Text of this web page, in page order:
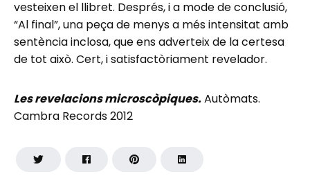
vesteixen el llibret. Després, i a mode de conclusió,
“Al final”, una peça de menys a més intensitat amb
sentència inclosa, que ens adverteix de la certesa
de tot això. Cert, i satisfactòriament revelador.
Les revelacions microscòpiques.Autòmats.
Cambra Records 2012